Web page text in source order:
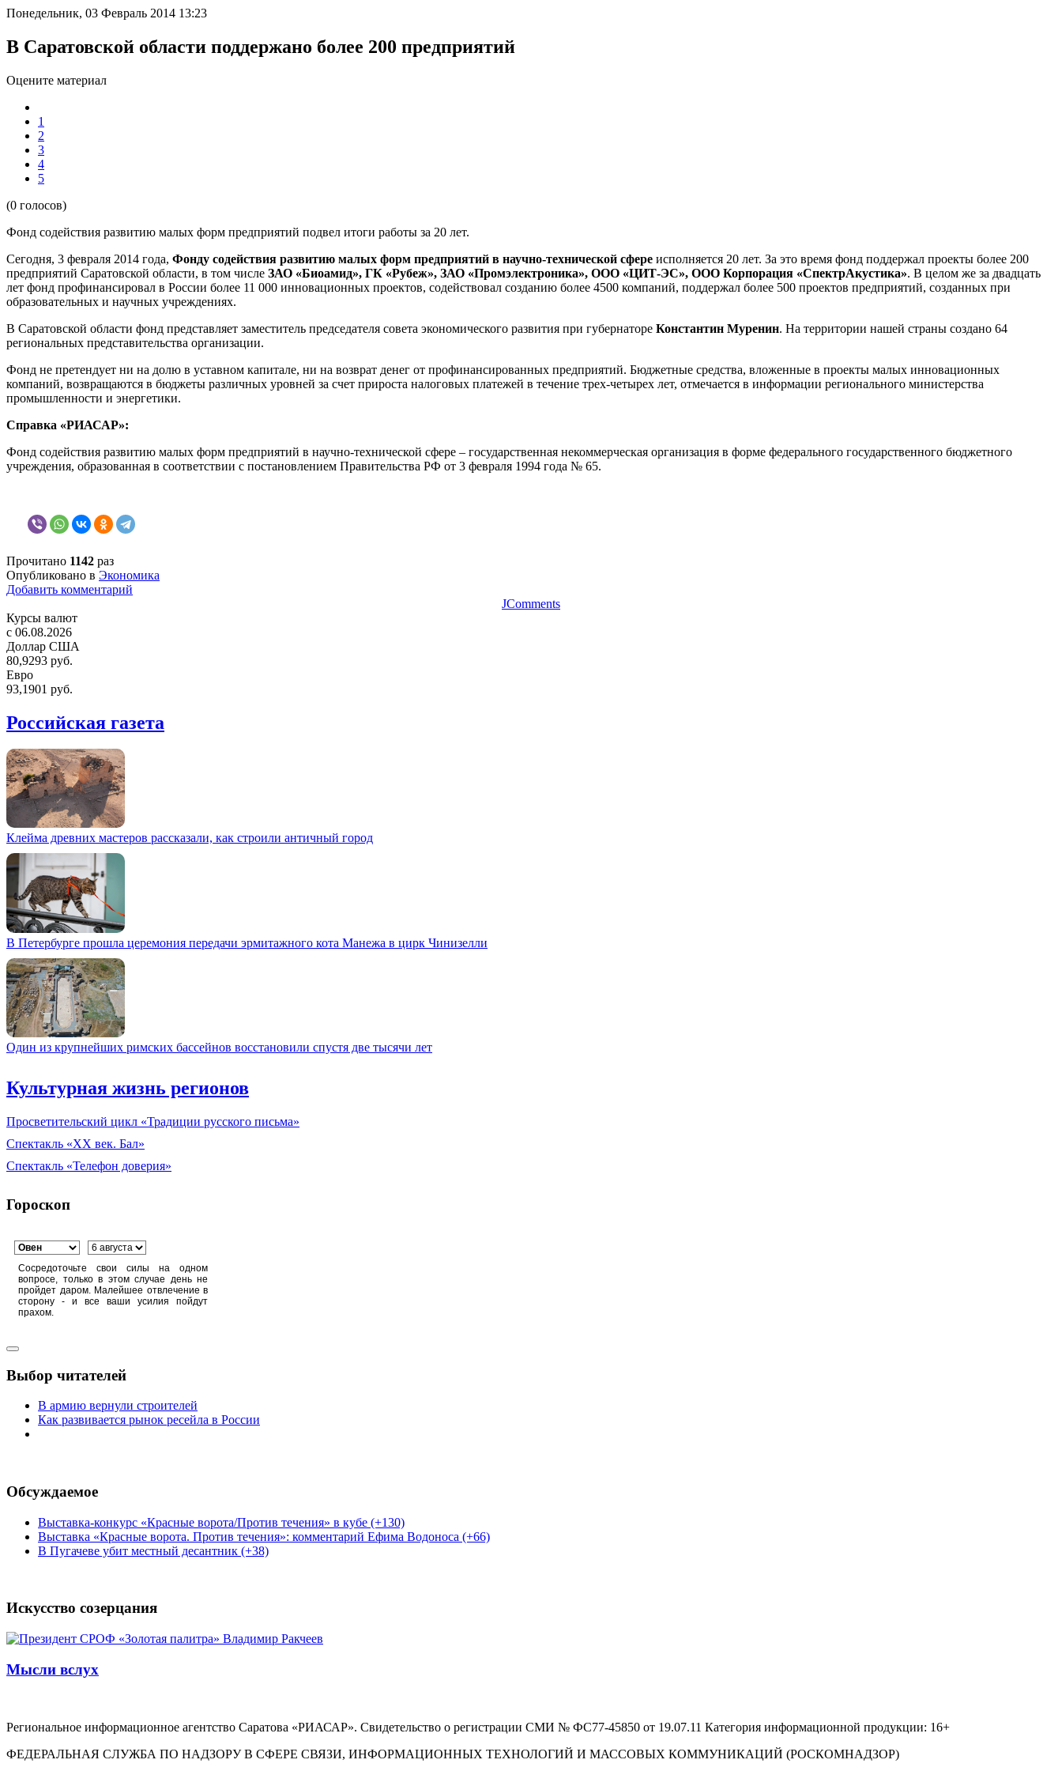
Понедельник, 03 Февраль 2014 13:23
В Саратовской области поддержано более 200 предприятий
Оцените материал
1
2
3
4
5
(0 голосов)
Фонд содействия развитию малых форм предприятий подвел итоги работы за 20 лет.
Сегодня, 3 февраля 2014 года, Фонду содействия развитию малых форм предприятий в научно-технической сфере исполняется 20 лет. За это время фонд поддержал проекты более 200
предприятий Саратовской области, в том числе ЗАО «Биоамид», ГК «Рубеж», ЗАО «Промэлектроника», ООО «ЦИТ-ЭС», ООО Корпорация «СпектрАкустика». В целом же за двадцать
лет фонд профинансировал в России более 11 000 инновационных проектов, содействовал созданию более 4500 компаний, поддержал более 500 проектов предприятий, созданных при
образовательных и научных учреждениях.
В Саратовской области фонд представляет заместитель председателя совета экономического развития при губернаторе Константин Муренин. На территории нашей страны создано 64
региональных представительства организации.
Фонд не претендует ни на долю в уставном капитале, ни на возврат денег от профинансированных предприятий. Бюджетные средства, вложенные в проекты малых инновационных
компаний, возвращаются в бюджеты различных уровней за счет прироста налоговых платежей в течение трех-четырех лет, отмечается в информации регионального министерства
промышленности и энергетики.
Справка «РИАСАР»:
Фонд содействия развитию малых форм предприятий в научно-технической сфере – государственная некоммерческая организация в форме федерального государственного бюджетного
учреждения, образованная в соответствии с постановлением Правительства РФ от 3 февраля 1994 года № 65.
Прочитано 1142 раз
Опубликовано в Экономика
Добавить комментарий
JComments
Курсы валют
c 06.08.2026
Доллар США
80,9293 руб.
Евро
93,1901 руб.
Российская газета
Клейма древних мастеров рассказали, как строили античный город
В Петербурге прошла церемония передачи эрмитажного кота Манежа в цирк Чинизелли
Один из крупнейших римских бассейнов восстановили спустя две тысячи лет
Культурная жизнь регионов
Просветительский цикл «Традиции русского письма»
Спектакль «XX век. Бал»
Спектакль «Телефон доверия»
Гороскоп
Сосредоточьте свои силы на одном
вопросе, только в этом случае день не
пройдет даром. Малейшее отвлечение в
сторону - и все ваши усилия пойдут
прахом.
Выбор читателей
В армию вернули строителей
Как развивается рынок ресейла в России
Обсуждаемое
Выставка-конкурс «Красные ворота/Против течения» в кубе (+130)
Выставка «Красные ворота. Против течения»: комментарий Ефима Водоноса (+66)
В Пугачеве убит местный десантник (+38)
Искусство созерцания
Мысли вслух
Региональное информационное агентство Саратова «РИАСАР». Свидетельство о регистрации СМИ № ФС77-45850 от 19.07.11 Категория информационной продукции: 16+
ФЕДЕРАЛЬНАЯ СЛУЖБА ПО НАДЗОРУ В СФЕРЕ СВЯЗИ, ИНФОРМАЦИОННЫХ ТЕХНОЛОГИЙ И МАССОВЫХ КОММУНИКАЦИЙ (РОСКОМНАДЗОР)